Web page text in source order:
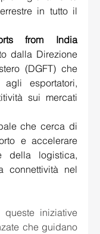
in tutto il
from India
dalla Direzione
(DGFT) che
esportatori,
sui mercati
che cerca di
e accelerare
della logistica,
connettività nel
iniziative
che guidano